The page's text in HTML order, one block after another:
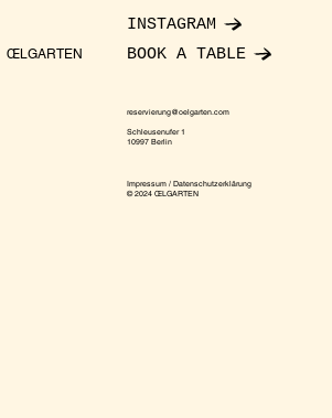
ŒLGARTEN
INSTAGRAM
BOOK A TABLE
reservierung@oelgarten.com
Schleusenufer 1
10997 Berlin
Impressum / Datenschutzerklärung
© 2024 ŒLGARTEN